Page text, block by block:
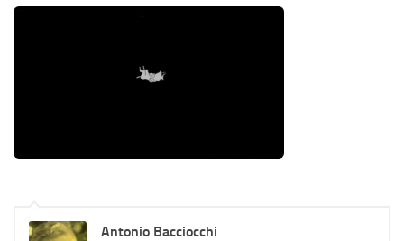
Antonio Bacciocchi